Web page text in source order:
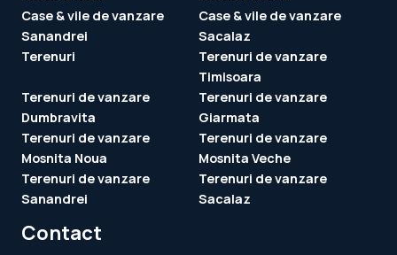
Terenuri de vanzare
Dumbravita
Terenuri de vanzare
Giarmata
Terenuri de vanzare
Mosnita Noua
Terenuri de vanzare
Mosnita Veche
Sanandrei
Terenuri de vanzare
Sacalaz
Contact
FOXFORT
B-dul Liviu Rebreanu, Nr. 120, Corp A, Etaj 1,
+40 374 069 727